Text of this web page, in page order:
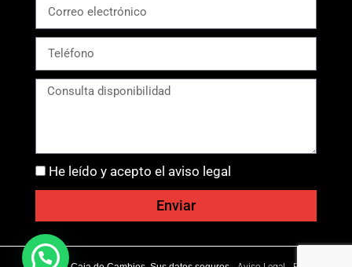
He leído y acepto el aviso legal
Enviar